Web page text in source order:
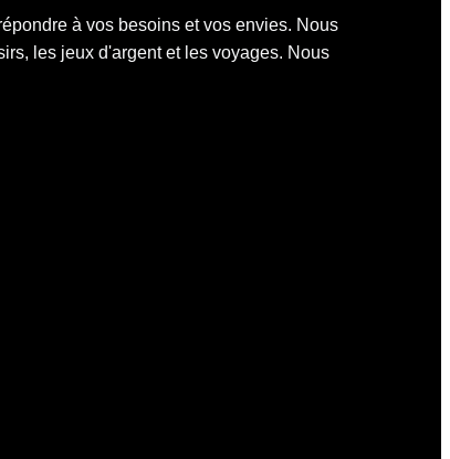
à vos besoins et vos envies. Nous
les jeux d'argent et les voyages. Nous